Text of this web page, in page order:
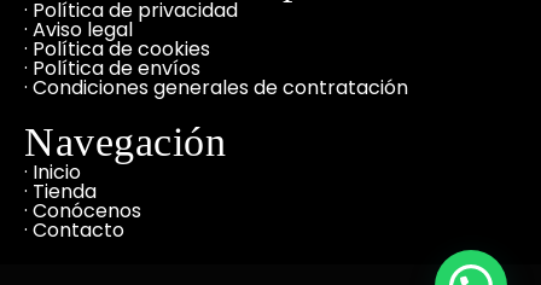
· Política de privacidad
· Aviso legal
· Política de cookies
· Política de envíos
· Condiciones generales de contratación
Navegación
· Inicio
· Tienda
· Conócenos
· Contacto